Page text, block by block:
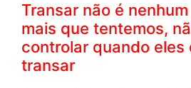
Transar não é
mais que tentemos,
controlar quando eles
transar